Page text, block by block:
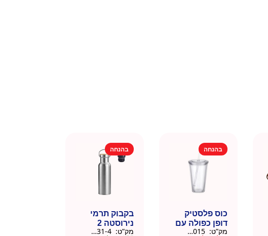
בהנחה
כוס פלסטיק
דופן כפולה עם
קשית
מק”ט: 9911015
בהנחה
בקבוק תרמי
נירוסטה 2
פקקים 500 מל
מק”ט: 9901031-4